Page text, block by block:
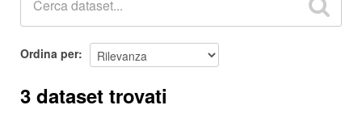
Ordina per
3 dataset trovati